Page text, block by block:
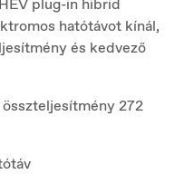
plug-in hibrid
hatótávot kínál,
és kedvező
272